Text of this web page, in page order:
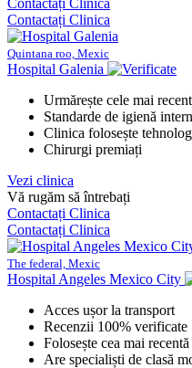
Contactați Clinica
Quintana roo, Mexic
Hospital Galenia
Urmărește cele mai
Standarde de igienă
Clinica folosește
Chirurgi premiați
Vezi clinica
Vă rugăm să întrebați
Contactați Clinica
Contactați Clinica
The federal, Mexic
Hospital Angeles Mexico City
Acces ușor la transport
Recenzii 100% verificate
Folosește cea mai
Are specialiști de clasă